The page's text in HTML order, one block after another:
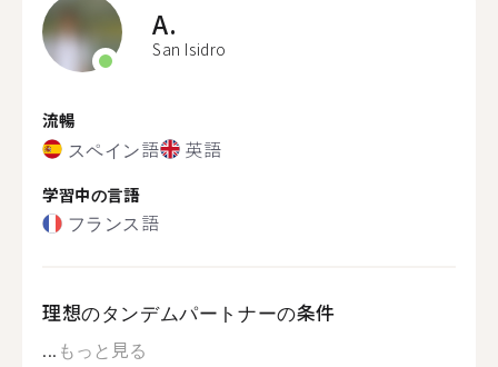
A.
San Isidro
流暢
スペイン語 英語
学習中の言語
フランス語
理想のタンデムパートナーの条件
... もっと見る